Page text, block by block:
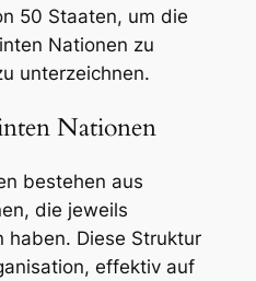
50 Staaten, um die
Nationen zu
unterzeichnen.
Nationen
bestehen aus
die jeweils
haben. Diese Struktur
effektiv auf